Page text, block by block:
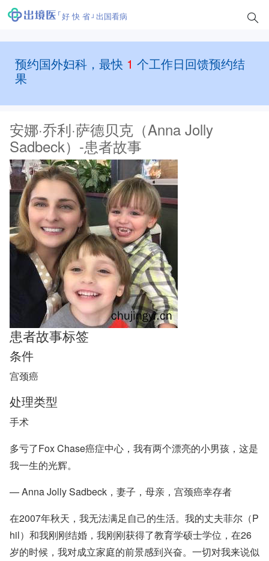
好 快 省 出国看病
预约国外妇科，最快 1 个工作日回馈预约结
果
安娜·乔利·萨德贝克（Anna Jolly
Sadbeck）-患者故事
患者故事标签
条件
宫颈癌
处理类型
手术
多亏了Fox Chase癌症中心，我有两个漂亮的小男孩，这是
我一生的光辉。
— Anna Jolly Sadbeck，妻子，母亲，宫颈癌幸存者
在2007年秋天，我无法满足自己的生活。我的丈夫菲尔（P
hil）和我刚刚结婚，我刚刚获得了教育学硕士学位，在26
岁的时候，我对成立家庭的前景感到兴奋。一切对我来说似